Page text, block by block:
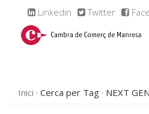
Linkedin Twitter
Inici Cerca per Tag NEXT